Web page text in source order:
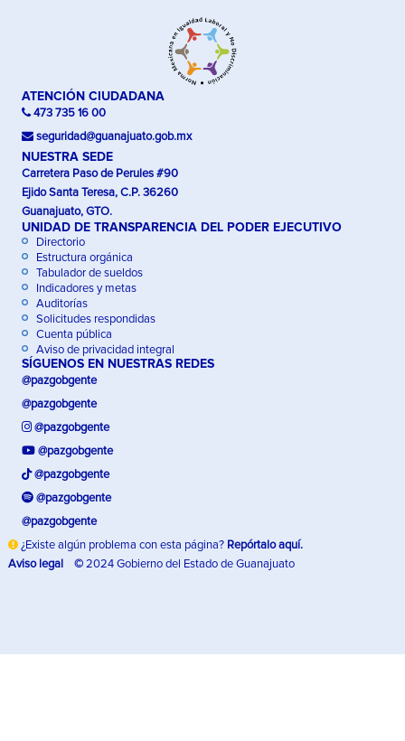
ATENCIÓN CIUDADANA
473 735 16 00
seguridad@guanajuato.gob.mx
NUESTRA SEDE
Carretera Paso de Perules #90
Ejido Santa Teresa, C.P. 36260
Guanajuato, GTO.
UNIDAD DE TRANSPARENCIA DEL PODER EJECUTIVO
Directorio
Estructura orgánica
Tabulador de sueldos
Indicadores y metas
Auditorías
Solicitudes respondidas
Cuenta pública
Aviso de privacidad integral
SÍGUENOS EN NUESTRAS REDES
@pazgobgente
@pazgobgente
@pazgobgente
@pazgobgente
@pazgobgente
@pazgobgente
@pazgobgente
¿Existe algún problema con esta página? Repórtalo aquí.
Aviso legal
©2024 Gobierno del Estado de Guanajuato